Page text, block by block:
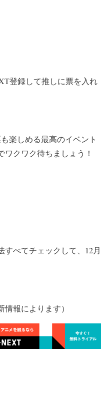
登録して推しに票を入れ
楽しめる最高のイベント
ワクワク待ちましょう！
べてチェックして、12月
情報によります）